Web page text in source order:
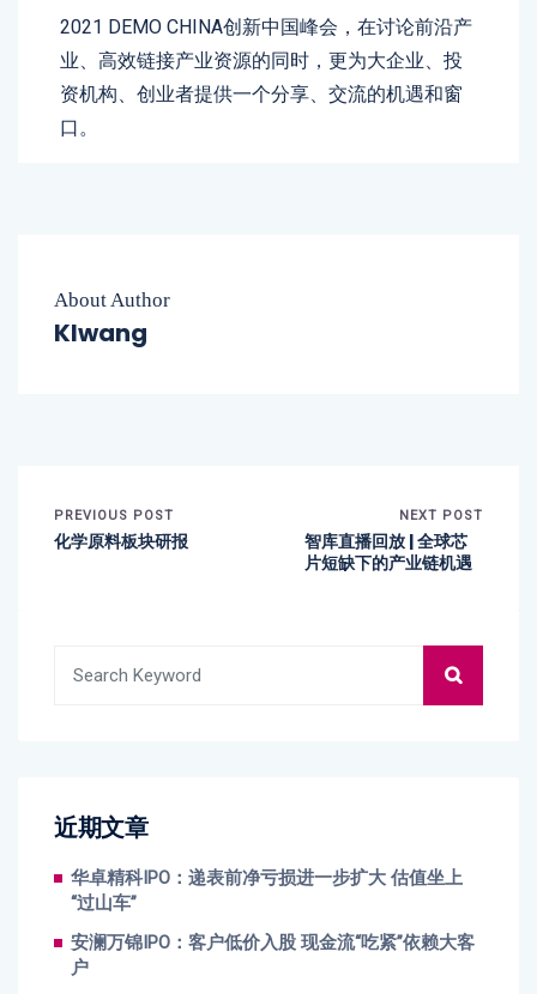
2021 DEMO CHINA创新中国峰会，在讨论前沿产
业、高效链接产业资源的同时，更为大企业、投
资机构、创业者提供一个分享、交流的机遇和窗
口。
About Author
Klwang
PREVIOUS POST
化学原料板块研报
NEXT POST
智库直播回放 | 全球芯
片短缺下的产业链机遇
近期文章
华卓精科IPO：递表前净亏损进一步扩大 估值坐上
“过山车”
安澜万锦IPO：客户低价入股 现金流“吃紧”依赖大客
户